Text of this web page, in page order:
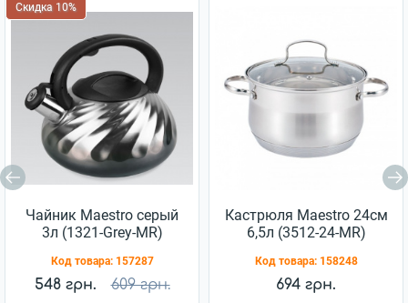
Скидка 10%
Чайник Maestro серый
3л (1321-Grey-MR)
Код товара: 157287
548 грн. 609 грн.
Кастрюля Maestro 24см
6,5л (3512-24-MR)
Код товара: 158248
694 грн.